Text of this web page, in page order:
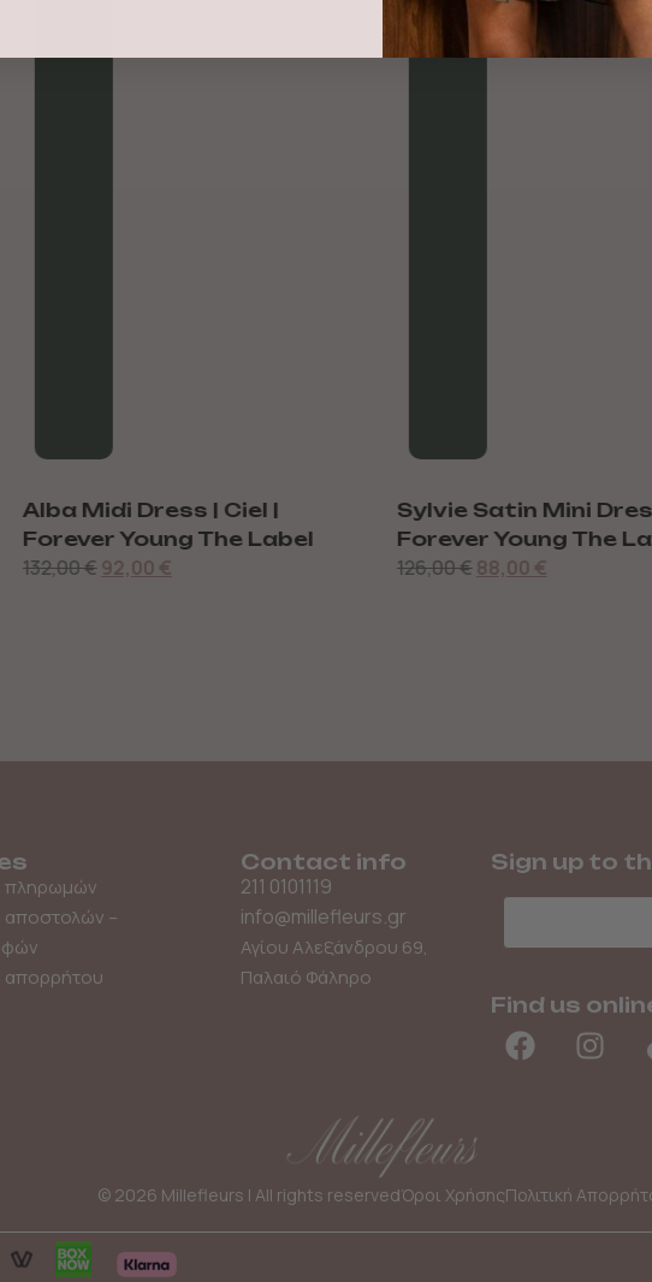
Alba Midi Dress | Ciel |
Forever Young The Label
132,00€ 92,00 €
Sylvie Satin Mini
Forever Young The
126,00€ 88,00 €
πληρωμών
αποστολών –
απορρήτου
Contact info
211 0101119
info@millefleurs.gr
Αγίου Αλεξάνδρου 69,
Παλαιό Φάληρο
Sign up to
Find us
© 2026 Millefleurs | All rights reservedΌροι ΧρήσηςΠολιτική